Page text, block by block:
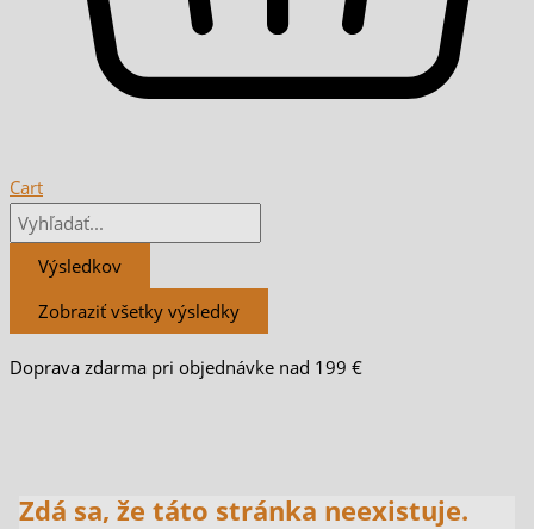
Cart
Výsledkov
Zobraziť všetky výsledky
Doprava zdarma pri objednávke nad 199 €
Zdá sa, že táto stránka neexistuje.